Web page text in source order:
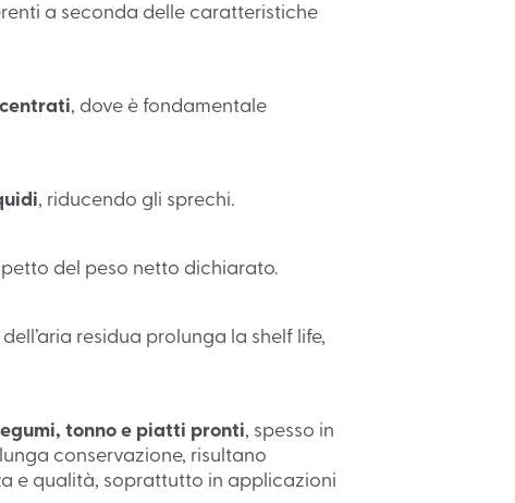
a seconda delle caratteristiche
, dove è fondamentale
, riducendo gli sprechi.
del peso netto dichiarato.
dell’aria residua prolunga la shelf life,
tonno e piatti pronti, spesso in
conservazione, risultano
e qualità, soprattutto in applicazioni